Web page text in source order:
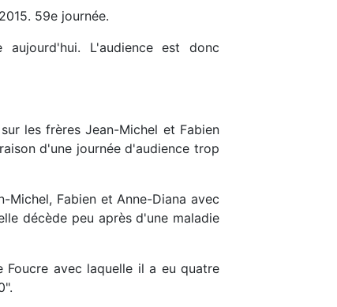
59e journée.
aujourd'hui. L'audience est donc
les frères Jean-Michel et Fabien
d'une journée d'audience trop
Fabien et Anne-Diana avec
décède peu après d'une maladie
Foucre avec laquelle il a eu quatre